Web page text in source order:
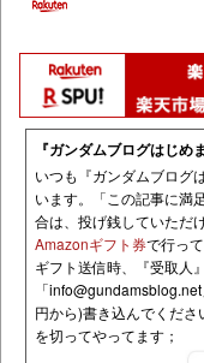
『ガンダムブログはじ
いつも『ガンダムブログ
います。「この記事に満
合は、投げ銭していただ
Amazonギフト券で行っ
ギフト送信時、『受取人
「info@gundamsblog.net
円から)書き込んでくだ
を切ってやってます；